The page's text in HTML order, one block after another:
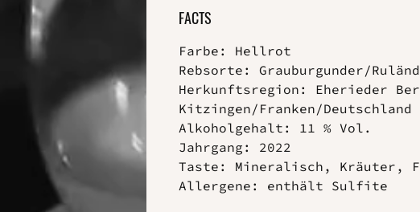
FACTS
Farbe: Hellrot
Rebsorte: Grauburgunder/
Herkunftsregion: Eherieder
Kitzingen/Franken/Deutschland
Alkoholgehalt: 11 % Vol.
Jahrgang: 2022
Taste: Mineralisch, Kräuter,
Allergene: enthält Sulfite